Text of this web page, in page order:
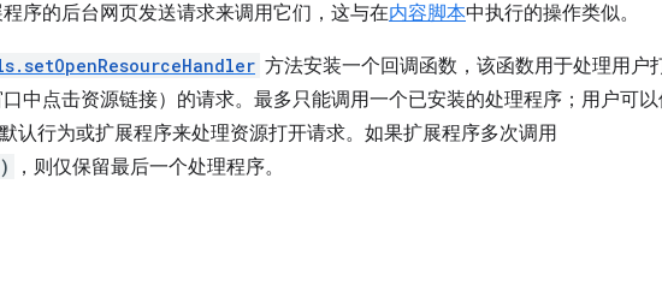
序的后台网页发送请求来调用它们，这与在内容脚本中执行的操作类似。
方法安装一个回调函数，该函数用于处理用户
中点击资源链接）的请求。最多只能调用一个已安装的处理程序；用户可以
认行为或扩展程序来处理资源打开请求。如果扩展程序多次调用
，则仅保留最后一个处理程序。